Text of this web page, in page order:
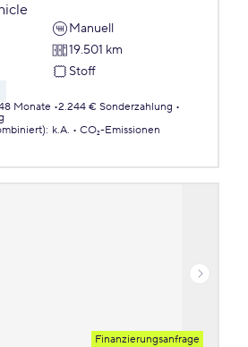
Manuell
19.501 km
Stoff
Monate 2.244 € Sonderzahlung
: k.A.
CO₂-Emissionen
Finanzierungsanfrage